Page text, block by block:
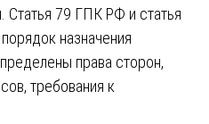
Статья 79 ГПК РФ и статья
назначения
права сторон,
требования к